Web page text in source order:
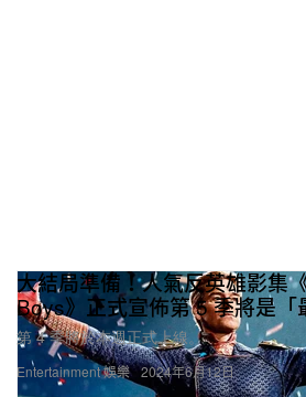
Entertainment 娛樂
大結局準備！人氣反英雄影集
Boys》正式宣佈第 5 季將是「
第 4 季將於本週正式上線。
2024年6月12日